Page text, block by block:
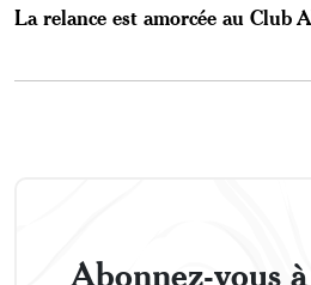
La relance est amorcée au Club
Abonnez-vous